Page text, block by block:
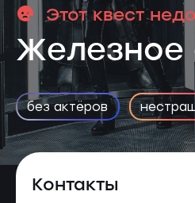
Этот квест
Железное
без актёров
Контакты